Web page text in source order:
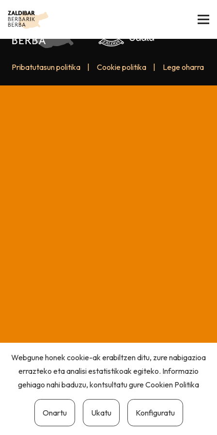
Pribatutasun politika Cookie politika Lege oharra
Webgune honek cookie-ak erabiltzen ditu, zure nabigazioa
errazteko eta analisi estatistikoak egiteko. Informazio
gehiago nahi baduzu, kontsultatu gureCookien Politika
Onartu Ukatu Konfiguratu